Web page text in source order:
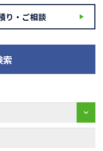
り・ご相談
索